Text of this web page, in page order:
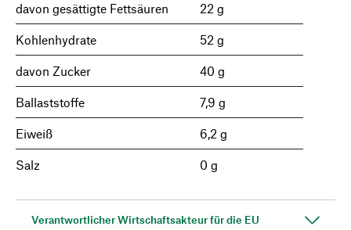
davon gesättigte Fettsäuren 22 g
Kohlenhydrate 52 g
davon Zucker 40 g
Ballaststoffe 7,9 g
Eiweiß 6,2 g
Salz 0 g
Verantwortlicher Wirtschaftsakteur für die EU